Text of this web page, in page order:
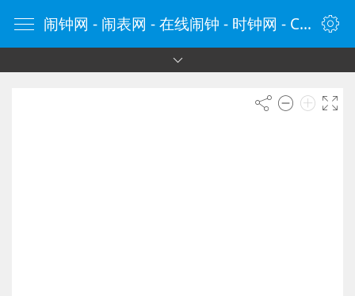
闹钟网 - 闹表网 - 在线闹钟 - 时钟网 - ClockCn.com